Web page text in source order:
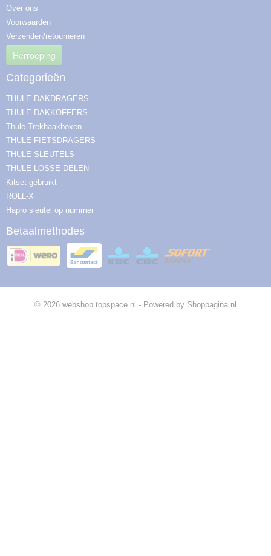
Over ons
Voorwaarden
Verzenden/retourneren
Herroeping
Categorieën
THULE DAKDRAGERS
THULE DAKKOFFERS
Thule Trekhaakboxen
THULE FIETSDRAGERS
THULE SLEUTELS
THULE LOSSE DELEN
Kitset gebruikt
ROLL-X
Hapro sleutel op nummer
Betaalmethodes
© 2026 webshop.topspace.nl - Powered by Shoppagina.nl